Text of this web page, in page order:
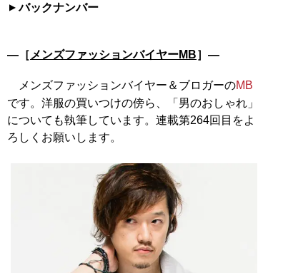
バックナンバー
―［ メンズファッションバイヤーMB］―
メンズファッションバイヤー＆ブロガーのMB
です。洋服の買いつけの傍ら、「男のおしゃれ」
についても執筆しています。連載第264回目をよ
ろしくお願いします。